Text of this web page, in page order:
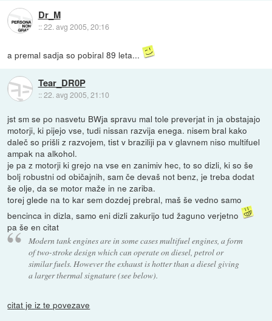
Dr_M
::22. avg 2005, 20:16
a premal sadja so pobiral 89 leta...
Tear_DR0P
::22. avg 2005, 21:10
jst sm se po nasvetu BWja spravu mal tole preverjat in ja obstajajo
motorji, ki pijejo vse, tudi nissan razvija enega. nisem bral kako
daleč so prišli z razvojem, tist v braziliji pa v glavnem niso multifuel
ampak na alkohol.
je pa z motorji ki grejo na vse en zanimiv hec, to so dizli, ki so še
bolj robustni od običajnih, sam če devaš not benz, je treba dodat
še olje, da se motor maže in ne zariba.
torej glede na to kar sem dozdej prebral, maš še vedno samo
bencinca in dizla, samo eni dizli zakurijo tud žaguno verjetno
pa še en citat
Modern tank engines are in some cases multifuel engines, a form
of two-stroke design which can operate on diesel, petrol or
similar fuels. However the exhaust is hotter than a diesel giving
a larger thermal signature (see below).
citat je iz te povezave